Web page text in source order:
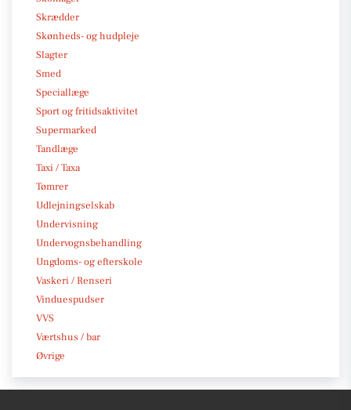
Skrædder
Skønheds- og hudpleje
Slagter
Smed
Speciallæge
Sport og fritidsaktivitet
Supermarked
Tandlæge
Taxi / Taxa
Tømrer
Udlejningselskab
Undervisning
Undervognsbehandling
Ungdoms- og efterskole
Vaskeri / Renseri
Vinduespudser
VVS
Værtshus / bar
Øvrige